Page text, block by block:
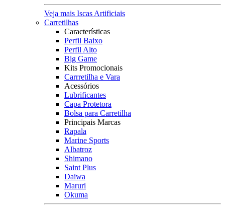
Veja mais Iscas Artificiais
Carretilhas
Características
Perfil Baixo
Perfil Alto
Big Game
Kits Promocionais
Carrretilha e Vara
Acessórios
Lubrificantes
Capa Protetora
Bolsa para Carretilha
Principais Marcas
Rapala
Marine Sports
Albatroz
Shimano
Saint Plus
Daiwa
Maruri
Okuma